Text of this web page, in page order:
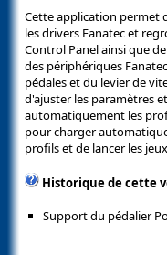
Cette application permet
les drivers Fanatec et
Control Panel ainsi que
des périphériques
pédales et du levier de
d'ajuster les paramètres
automatiquement les
pour charger
profils et de lancer les
Historique de cette
Support du pédalier